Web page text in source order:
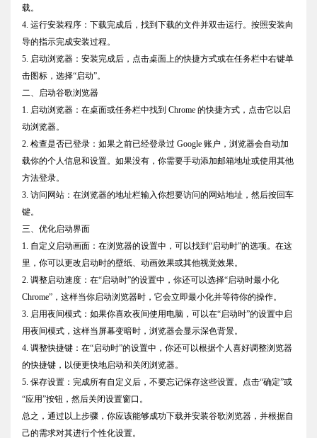
载。
4. 运行安装程序：下载完成后，找到下载的文件并双击运行。按照安装向
导的指示完成安装过程。
5. 启动浏览器：安装完成后，点击桌面上的快捷方式或在任务栏中右键单
击图标，选择“启动”。
二、启动谷歌浏览器
1. 启动浏览器：在桌面或任务栏中找到 Chrome 的快捷方式，点击它以启
动浏览器。
2. 检查是否已登录：如果之前已经登录过 Google 账户，浏览器会自动加
载你的个人信息和设置。如果没有，你需要手动添加邮箱地址或使用其他
方法登录。
3. 访问网站：在浏览器的地址栏输入你想要访问的网站地址，然后按回车
键。
三、优化启动界面
1. 自定义启动画面：在浏览器的设置中，可以找到“启动时”的选项。在这
里，你可以更改启动时的壁纸、动画效果或其他视觉效果。
2. 调整启动速度：在“启动时”的设置中，你还可以选择“启动时最小化
Chrome”，这样当你启动浏览器时，它会立即最小化并等待你的操作。
3. 启用夜间模式：如果你喜欢夜间使用电脑，可以在“启动时”的设置中启
用夜间模式，这样当屏幕变暗时，浏览器会显示深色背景。
4. 调整快捷键：在“启动时”的设置中，你还可以根据个人喜好调整浏览器
的快捷键，以便更快地启动和关闭浏览器。
5. 保存设置：完成所有自定义后，不要忘记保存这些设置。点击“确定”或
“应用”按钮，然后关闭设置窗口。
总之，通过以上步骤，你应该能够成功下载并安装谷歌浏览器，并根据自
己的需求对其进行个性化设置。